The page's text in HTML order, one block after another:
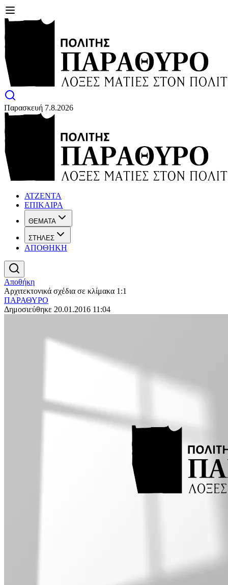
Παρασκευή 7.8.2026
ΑΤΖΕΝΤΑ
ΕΠΙΚΑΙΡΑ
ΘΕΜΑΤΑ
ΣΤΗΛΕΣ
ΑΠΟΘΗΚΗ
Αποθήκη
Αρχιτεκτονικά σχέδια σε κλίμακα 1:1
ΠΑΡΑΘΥΡΟ
Δημοσιεύθηκε 20.01.2016 11:04